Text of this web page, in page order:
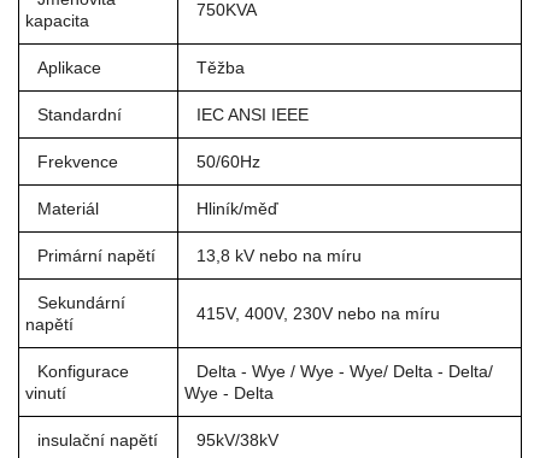
kapacita
750KVA
Aplikace Těžba
Standardní IEC ANSI IEEE
Frekvence 50/60Hz
Materiál Hliník/měď
Primární napětí 13,8 kV nebo na míru
Sekundární
napětí
415V, 400V, 230V nebo na míru
Konfigurace
vinutí
Delta - Wye / Wye - Wye/ Delta - Delta/
Wye - Delta
insulační napětí 95kV/38kV